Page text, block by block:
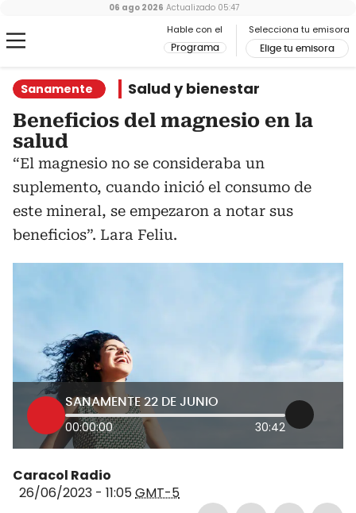
Hable con el
Programa
Selecciona tu emisora
Elige tu emisora
06 ago 2026 Actualizado 05:47
Sanamente Salud y bienestar
Beneficios del magnesio en la
salud
“El magnesio no se consideraba un
suplemento, cuando inició el consumo de
este mineral, se empezaron a notar sus
beneficios”. Lara Feliu.
SANAMENTE 22 DE JUNIO
00:00:00 30:42
Caracol Radio
26/06/2023 - 11:05GMT-5